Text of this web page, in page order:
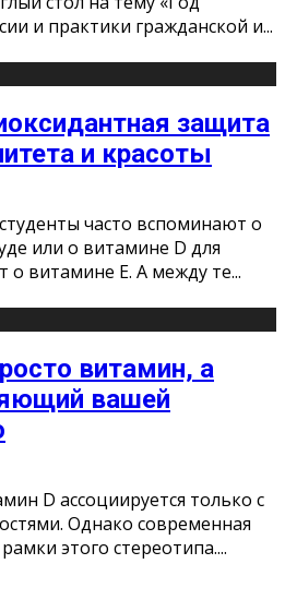
и практики гражданской и...
защита
и красоты
часто вспоминают о
или о витамине D для
о витамине Е. А между те...
витамин, а
вашей
D ассоциируется только с
Однако современная
этого стереотипа....